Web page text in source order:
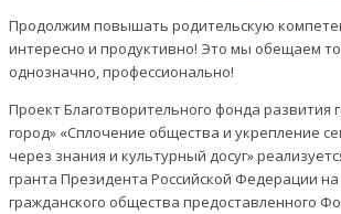
Продолжим повышать родительскую
интересно и продуктивно! Это мы обещаем
однозначно, профессионально!
Проект Благотворительного фонда развития
город» «Сплочение общества и укрепление
через знания и культурный досуг»
гранта Президента Российской Федерации
гражданского общества предоставленного